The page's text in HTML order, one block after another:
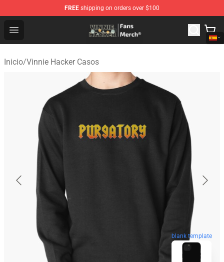
FREE shipping on orders over $100
Open menu
Vinnie Hacker Store - Official Vinnie Hacker Merchandise
Inicio/Vinnie Hacker Casos
blank template